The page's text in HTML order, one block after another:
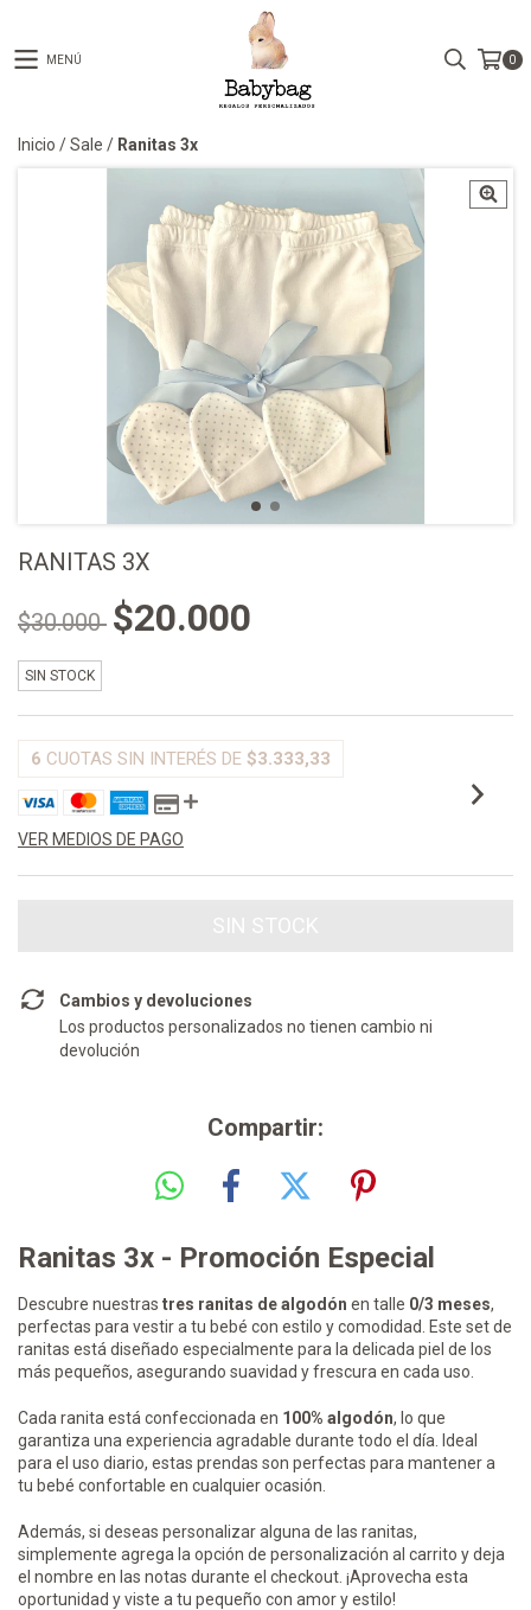
MENÚ 0
Inicio /Sale / Ranitas 3x
RANITAS 3X
$30.000 $20.000
SIN STOCK
6 CUOTAS SIN INTERÉS DE $3.333,33
VER MEDIOS DE PAGO
Cambios y devoluciones
Los productos personalizados no tienen cambio ni
devolución
Compartir:
Ranitas 3x - Promoción Especial
Descubre nuestras tres ranitas de algodón en talle 0/3 meses,
perfectas para vestir a tu bebé con estilo y comodidad. Este set de
ranitas está diseñado especialmente para la delicada piel de los
más pequeños, asegurando suavidad y frescura en cada uso.
Cada ranita está confeccionada en 100% algodón, lo que
garantiza una experiencia agradable durante todo el día. Ideal
para el uso diario, estas prendas son perfectas para mantener a
tu bebé confortable en cualquier ocasión.
Además, si deseas personalizar alguna de las ranitas,
simplemente agrega la opción de personalización al carrito y deja
el nombre en las notas durante el checkout. ¡Aprovecha esta
oportunidad y viste a tu pequeño con amor y estilo!